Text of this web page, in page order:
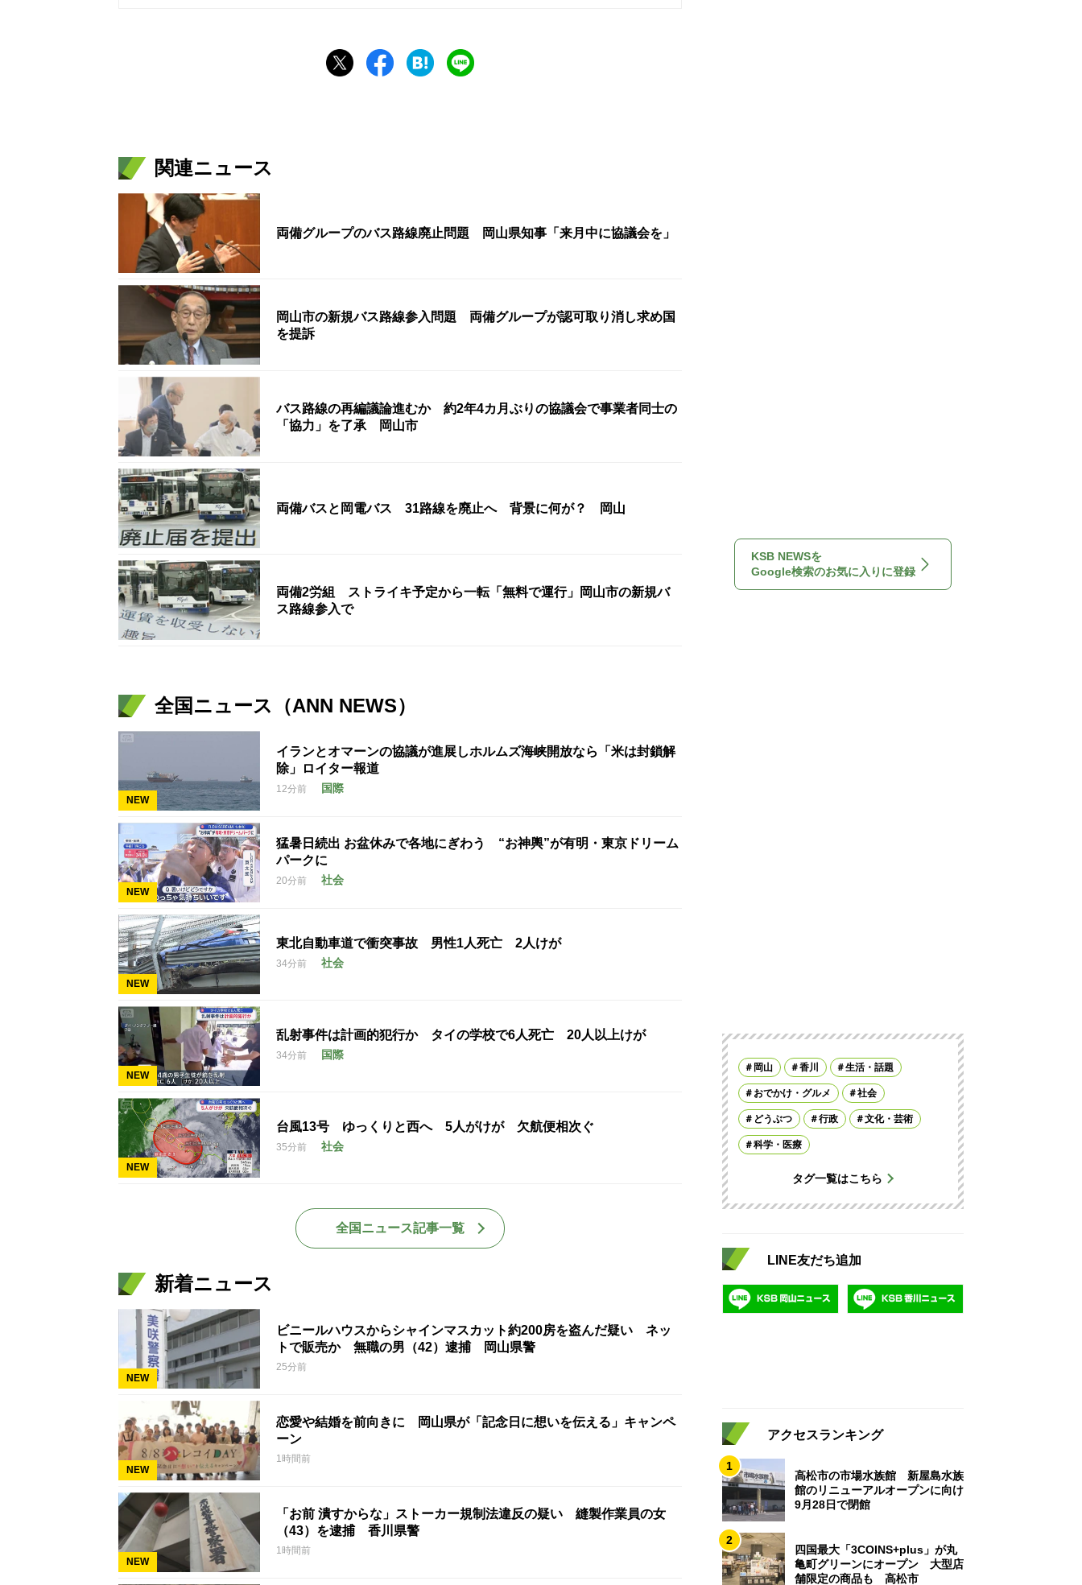
関連ニュース
両備グループのバス路線廃止問題 岡山県知事「来月中に協議会を」
岡山市の新規バス路線参入問題 両備グループが認可取り消し求め国
を提訴
バス路線の再編議論進むか 約2年4カ月ぶりの協議会で事業者同士の
「協力」を了承 岡山市
両備バスと岡電バス 31路線を廃止へ 背景に何が？ 岡山
両備2労組 ストライキ予定から一転「無料で運行」岡山市の新規バ
ス路線参入で
全国ニュース（ANN NEWS）
NEW
イランとオマーンの協議が進展しホルムズ海峡開放なら「米は封鎖解
除」ロイター報道
12分前 国際
NEW
猛暑日続出 お盆休みで各地にぎわう “お神輿”が有明・東京ドリーム
パークに
20分前 社会
NEW
東北自動車道で衝突事故 男性1人死亡 2人けが
34分前 社会
NEW
乱射事件は計画的犯行か タイの学校で6人死亡 20人以上けが
34分前 国際
NEW
台風13号 ゆっくりと西へ 5人がけが 欠航便相次ぐ
35分前 社会
全国ニュース記事一覧
新着ニュース
NEW
ビニールハウスからシャインマスカット約200房を盗んだ疑い ネッ
トで販売か 無職の男（42）逮捕 岡山県警
25分前
NEW
恋愛や結婚を前向きに 岡山県が「記念日に想いを伝える」キャンペ
ーン
1時間前
NEW
「お前 潰すからな」ストーカー規制法違反の疑い 縫製作業員の女
（43）を逮捕 香川県警
1時間前
KSB NEWSを
Google検索のお気に入りに登録
岡山 香川 生活・話題
おでかけ・グルメ 社会
どうぶつ 行政 文化・芸術
科学・医療
タグ一覧はこちら
LINE友だち追加
アクセスランキング
1
高松市の市場水族館 新屋島水族
館のリニューアルオープンに向け
9月28日で閉館
2
四国最大「3COINS+plus」が丸
亀町グリーンにオープン 大型店
舗限定の商品も 高松市